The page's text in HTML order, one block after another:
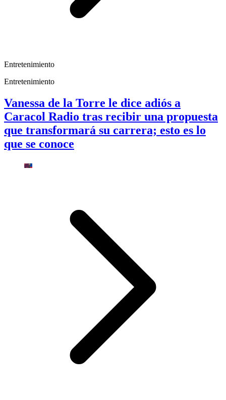
Entretenimiento
Entretenimiento
Vanessa de la Torre le dice adiós a
Caracol Radio tras recibir una propuesta
que transformará su carrera; esto es lo
que se conoce